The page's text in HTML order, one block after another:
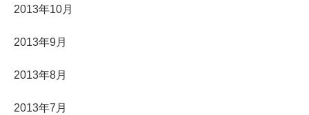
2013年10月
2013年9月
2013年8月
2013年7月